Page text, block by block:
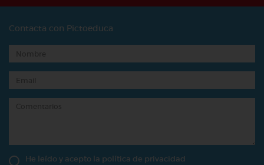
Contacta con Pictoeduca
He leído y acepto la política de privacidad